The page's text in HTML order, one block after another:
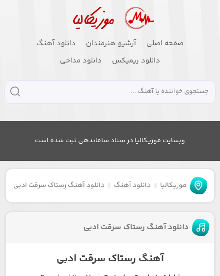
صفحه اصلی آرشیو هنرمندان
دانلود آهنگ
دانلود ریمیکس
دانلود مداحی
وبسایت موزیکالیا در ستاد ساماندهی ثبت شده است
موزیکالیا دانلود آهنگ دانلود آهنگ رستاک سرقت ادبی
دانلود آهنگ رستاک سرقت ادبی
آهنگ رستاک سرقت ادبی